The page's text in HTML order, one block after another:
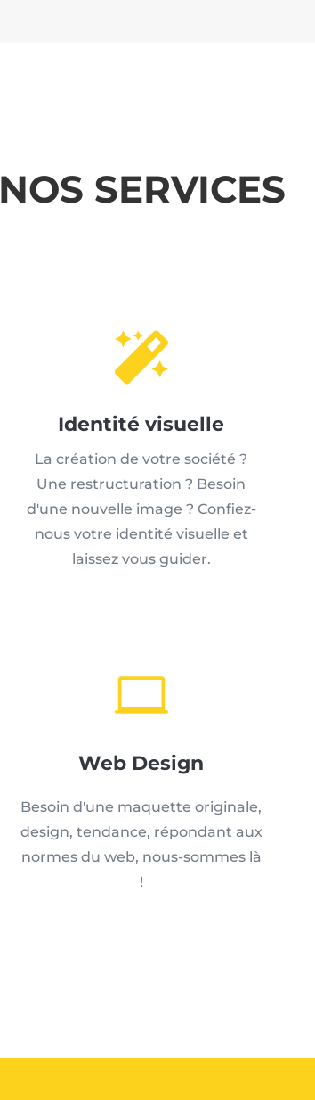
NOS SERVICES

Identité visuelle
La création de votre société ?
Une restructuration ? Besoin
d'une nouvelle image ? Confiez-
nous votre identité visuelle et
laissez vous guider.

Web Design
Besoin d'une maquette originale,
design, tendance, répondant aux
normes du web, nous-sommes là
!